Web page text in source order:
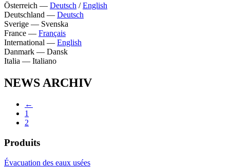
Österreich — Deutsch /English
Deutschland — Deutsch
Sverige — Svenska
France — Français
International — English
Danmark — Dansk
Italia — Italiano
NEWS ARCHIV
←
1
2
Produits
Évacuation des eaux usées